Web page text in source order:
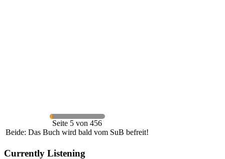
Seite 5 von 456
Beide: Das Buch wird bald vom SuB befreit!
Currently Listening